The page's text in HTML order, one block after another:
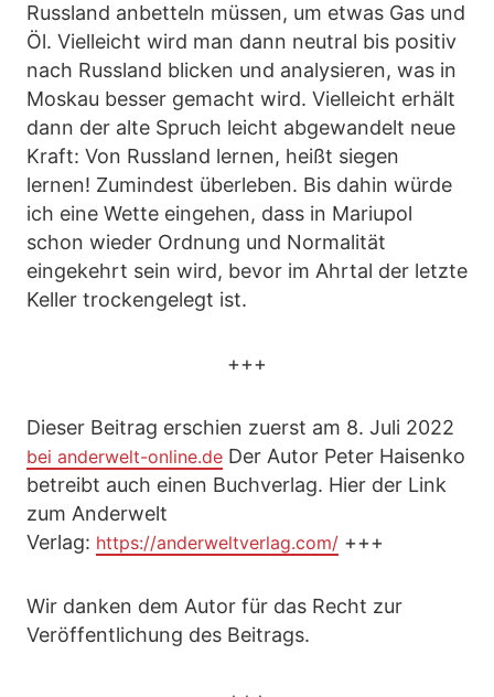
Russland anbetteln müssen, um etwas Gas und
Öl. Vielleicht wird man dann neutral bis positiv
nach Russland blicken und analysieren, was in
Moskau besser gemacht wird. Vielleicht erhält
dann der alte Spruch leicht abgewandelt neue
Kraft: Von Russland lernen, heißt siegen
lernen! Zumindest überleben. Bis dahin würde
ich eine Wette eingehen, dass in Mariupol
schon wieder Ordnung und Normalität
eingekehrt sein wird, bevor im Ahrtal der letzte
Keller trockengelegt ist.
+++
Dieser Beitrag erschien zuerst am 8. Juli 2022
bei anderwelt-online.de Der Autor Peter Haisenko
betreibt auch einen Buchverlag. Hier der Link
zum Anderwelt
Verlag: https://anderweltverlag.com/ +++
Wir danken dem Autor für das Recht zur
Veröffentlichung des Beitrags.